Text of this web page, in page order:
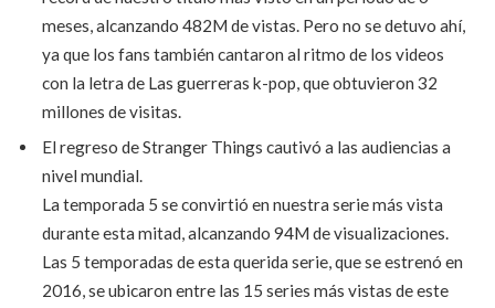
meses, alcanzando 482M de vistas. Pero no se detuvo ahí,
ya que los fans también cantaron al ritmo de los videos
con la letra de Las guerreras k-pop, que obtuvieron 32
millones de visitas.
El regreso de Stranger Things cautivó a las audiencias a
nivel mundial.
La temporada 5 se convirtió en nuestra serie más vista
durante esta mitad, alcanzando 94M de visualizaciones.
Las 5 temporadas de esta querida serie, que se estrenó en
2016, se ubicaron entre las 15 series más vistas de este